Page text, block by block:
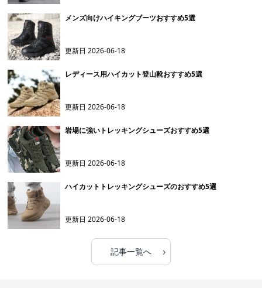
メンズ向けハイキングブーツおすすめ5選
更新日2026-06-18
レディース用ハイカット登山靴おすすめ5選
更新日2026-06-18
岩場に強いトレッキングシューズおすすめ5選
更新日2026-06-18
ハイカットトレッキングシューズのおすすめ5選
更新日2026-06-18
記事一覧へ ›